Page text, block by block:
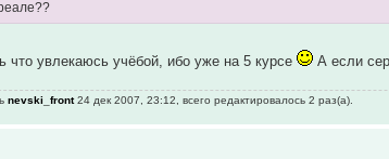
что увлекаюсь учёбой, ибо уже на 5 курсе А если
nevski_front24 дек 2007, 23:12, всего редактировалось 2 раз(а).